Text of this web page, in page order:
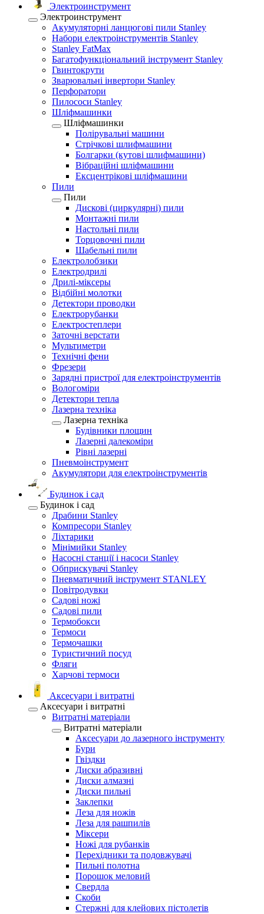
Электроинструмент
Электроинструмент
Акумуляторні ланцюгові пили Stanley
Набори електроінструментів Stanley
Stanley FatMax
Багатофункціональний інструмент Stanley
Гвинтокрути
Зварювальні інвертори Stanley
Перфоратори
Пилососи Stanley
Шліфмашинки
Шліфмашинки
Полірувальні машини
Стрічкові шлифмашини
Болгарки (кутові шлифмашини)
Вібраційні шліфмашини
Ексцентрікові шліфмашини
Пили
Пили
Дискові (циркулярні) пили
Монтажні пили
Настольні пили
Торцовочні пили
Шабельні пили
Електролобзики
Електродрилі
Дрилі-міксеры
Відбійні молотки
Детектори проводки
Електрорубанки
Електростеплери
Заточні верстати
Мультиметри
Технічні фени
Фрезери
Зарядні пристрої для електроінструментів
Вологоміри
Детектори тепла
Лазерна техніка
Лазерна техніка
Будівники площин
Лазерні далекоміри
Рівні лазерні
Пневмоінструмент
Акумулятори для електроінструментів
Будинок і сад
Будинок і сад
Драбини Stanley
Компресори Stanley
Ліхтарики
Мінімийки Stanley
Насосні станції і насоси Stanley
Обприскувачі Stanley
Пневматичний інструмент STANLEY
Повітродувки
Садові ножі
Садові пили
Термобокси
Термоси
Термочашки
Туристичний посуд
Фляги
Харчові термоси
Аксесуари і витратні
Аксесуари і витратні
Витратні матеріали
Витратні матеріали
Аксесуари до лазерного інструменту
Бури
Гвіздки
Диски абразивні
Диски алмазні
Диски пильні
Заклепки
Леза для ножів
Леза для рашпилів
Міксери
Ножі для рубанків
Перехідники та подовжувачі
Пильні полотна
Порошок меловий
Свердла
Скоби
Стержні для клейових пістолетів